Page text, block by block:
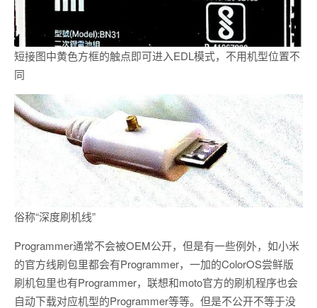
短接图中黄色方框的触点即可进入EDL模式，不用机型位置不
同
俗称“深度刷机线”
Programmer通常不会被OEM公开，但是有一些例外，如小米
的官方线刷包里都会有Programmer，一加的ColorOS尝鲜版
刷机包里也有Programmer，联想和moto官方的刷机程序也会
自动下载对应机型的Programmer等等。但是不公开不等于没